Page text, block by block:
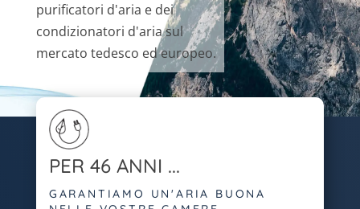
purificatori d'aria e dei
condizionatori d'aria sul
mercato tedesco ed europeo.
PER 46 ANNI ...
GARANTIAMO UN'ARIA BUONA